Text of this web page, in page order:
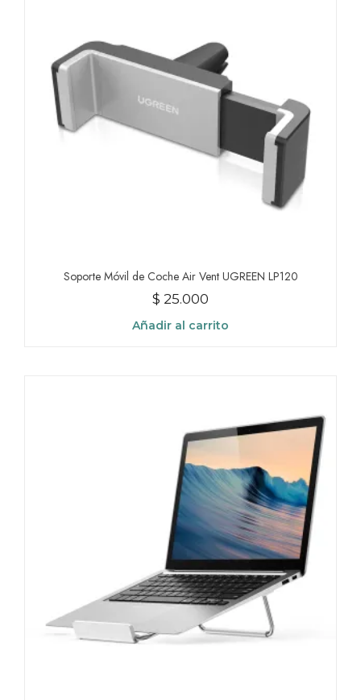
Soporte Móvil de Coche Air Vent UGREEN LP120
$ 25.000
Añadir al carrito